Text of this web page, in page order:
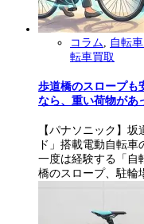
コラム, 自転
転車買取
歩道橋のスロープも
なら、重い荷物があ
【パナソニック】
ド」搭載電動自転
一度は経験する「自
橋のスロープ、駐輪